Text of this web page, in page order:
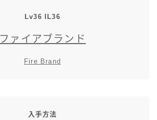
Lv36 IL36
ファイアブランド
Fire Brand
入手方法